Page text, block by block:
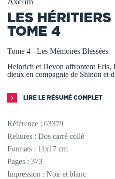
LES
TOME 4
Tome 4 - Les Mémoires Blessées
Heinrich et Devon affrontent Eris,
dieux en compagnie de Shinon et
LIRE LE RÉSUMÉ COMPLET
Référence : 63379
Reliures : Dos carré collé
Formats : 11x17 cm
Pages : 373
Impression : Noir et blanc